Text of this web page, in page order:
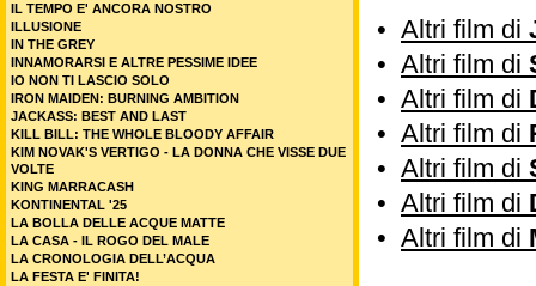
• Altri film di
• Altri film di
• Altri film di
• Altri film di
• Altri film di
• Altri film di
• Altri film di
IL TEMPO E' ANCORA NOSTRO
ILLUSIONE
IN THE GREY
INNAMORARSI E ALTRE PESSIME IDEE
IO NON TI LASCIO SOLO
IRON MAIDEN: BURNING AMBITION
JACKASS: BEST AND LAST
KILL BILL: THE WHOLE BLOODY AFFAIR
KIM NOVAK'S VERTIGO - LA DONNA CHE VISSE DUE
VOLTE
KING MARRACASH
KONTINENTAL '25
LA BOLLA DELLE ACQUE MATTE
LA CASA - IL ROGO DEL MALE
LA CRONOLOGIA DELL’ACQUA
LA FESTA E' FINITA!